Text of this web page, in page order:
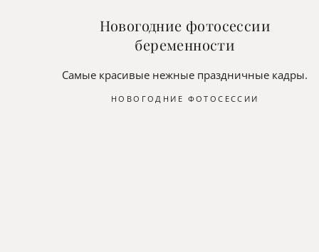
Новогодние фотосессии
беременности
Самые красивые нежные праздничные кадры.
НОВОГОДНИЕ ФОТОСЕССИИ